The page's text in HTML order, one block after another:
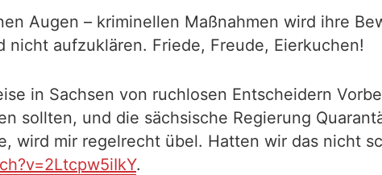
Augen – kriminellen Maßnahmen wird ihre
aufzuklären. Friede, Freude, Eierkuchen!
in Sachsen von ruchlosen Entscheidern
sollten, und die sächsische Regierung
wird mir regelrecht übel. Hatten wir das nicht
.